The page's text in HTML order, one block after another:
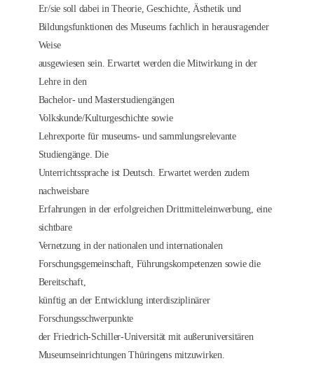
Er/sie soll dabei in Theorie, Geschichte, Ästhetik und
Bildungsfunktionen des Museums fachlich in herausragender
Weise
ausgewiesen sein. Erwartet werden die Mitwirkung in der
Lehre in den
Bachelor- und Masterstudiengängen
Volkskunde/Kulturgeschichte sowie
Lehrexporte für museums- und sammlungsrelevante
Studiengänge. Die
Unterrichtssprache ist Deutsch. Erwartet werden zudem
nachweisbare
Erfahrungen in der erfolgreichen Drittmitteleinwerbung, eine
sichtbare
Vernetzung in der nationalen und internationalen
Forschungsgemeinschaft, Führungskompetenzen sowie die
Bereitschaft,
künftig an der Entwicklung interdisziplinärer
Forschungsschwerpunkte
der Friedrich-Schiller-Universität mit außeruniversitären
Museumseinrichtungen Thüringens mitzuwirken.